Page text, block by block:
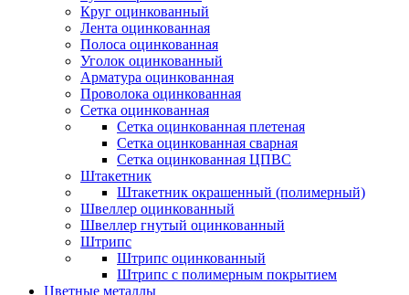
Круг оцинкованный
Лента оцинкованная
Полоса оцинкованная
Уголок оцинкованный
Арматура оцинкованная
Проволока оцинкованная
Сетка оцинкованная
Сетка оцинкованная плетеная
Сетка оцинкованная сварная
Сетка оцинкованная ЦПВС
Штакетник
Штакетник окрашенный (полимерный)
Швеллер оцинкованный
Швеллер гнутый оцинкованный
Штрипс
Штрипс оцинкованный
Штрипс с полимерным покрытием
Цветные металлы